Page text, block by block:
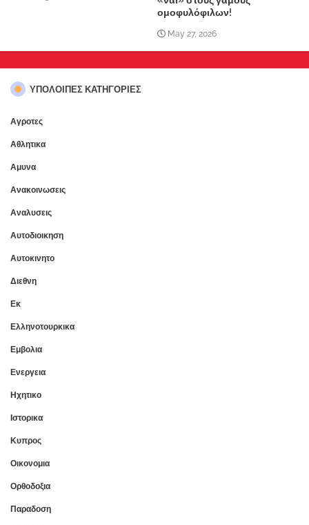
ομοφυλόφιλων!
May 27, 2026
ΥΠΌΛΟΙΠΕΣ ΚΑΤΗΓΟΡΊΕΣ
Αγροτες
Αθλητικα
Αμυνα
Ανακοινωσεις
Αναλυσεις
Αυτοδιοικηση
Αυτοκινητο
Διεθνη
Εκ
Ελληνοτουρκικα
Εμβολια
Ενεργεια
Ηχητικο
Ιστορικα
Κυπρος
Οικονομια
Ορθοδοξια
Παραδοση